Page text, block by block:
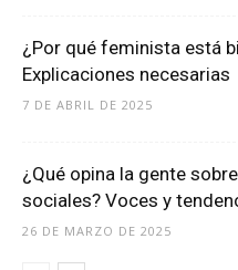
¿Por qué feminista está
Explicaciones necesarias
7 DE ABRIL DE 2025
¿Qué opina la gente
sociales? Voces y
26 DE MARZO DE 2025